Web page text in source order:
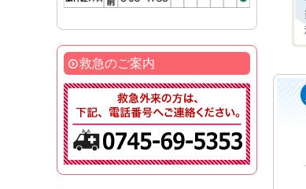
救急のご案内